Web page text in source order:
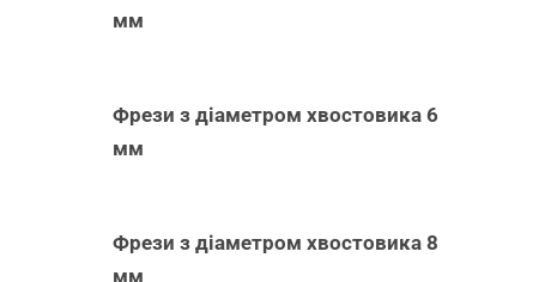
мм
Фрези з діаметром хвостовика 6
мм
Фрези з діаметром хвостовика 8
мм